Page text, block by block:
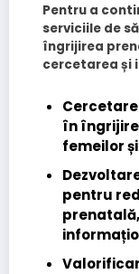
Pentru a
serviciile de
îngrijirea
cercetarea și
în
femeilor
pentru